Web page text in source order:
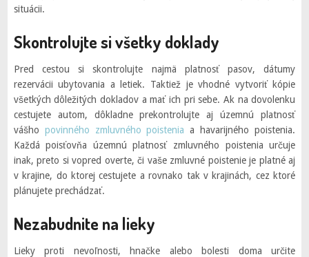
situácii.
Skontrolujte si všetky doklady
Pred cestou si skontrolujte najmä platnosť pasov, dátumy
rezervácii ubytovania a letiek. Taktiež je vhodné vytvoriť kópie
všetkých dôležitých dokladov a mať ich pri sebe. Ak na dovolenku
cestujete autom, dôkladne prekontrolujte aj územnú platnosť
vášho povinného zmluvného poistenia a havarijného poistenia.
Každá poisťovňa územnú platnosť zmluvného poistenia určuje
inak, preto si vopred overte, či vaše zmluvné poistenie je platné aj
v krajine, do ktorej cestujete a rovnako tak v krajinách, cez ktoré
plánujete prechádzať.
Nezabudnite na lieky
Lieky proti nevoľnosti, hnačke alebo bolesti doma určite